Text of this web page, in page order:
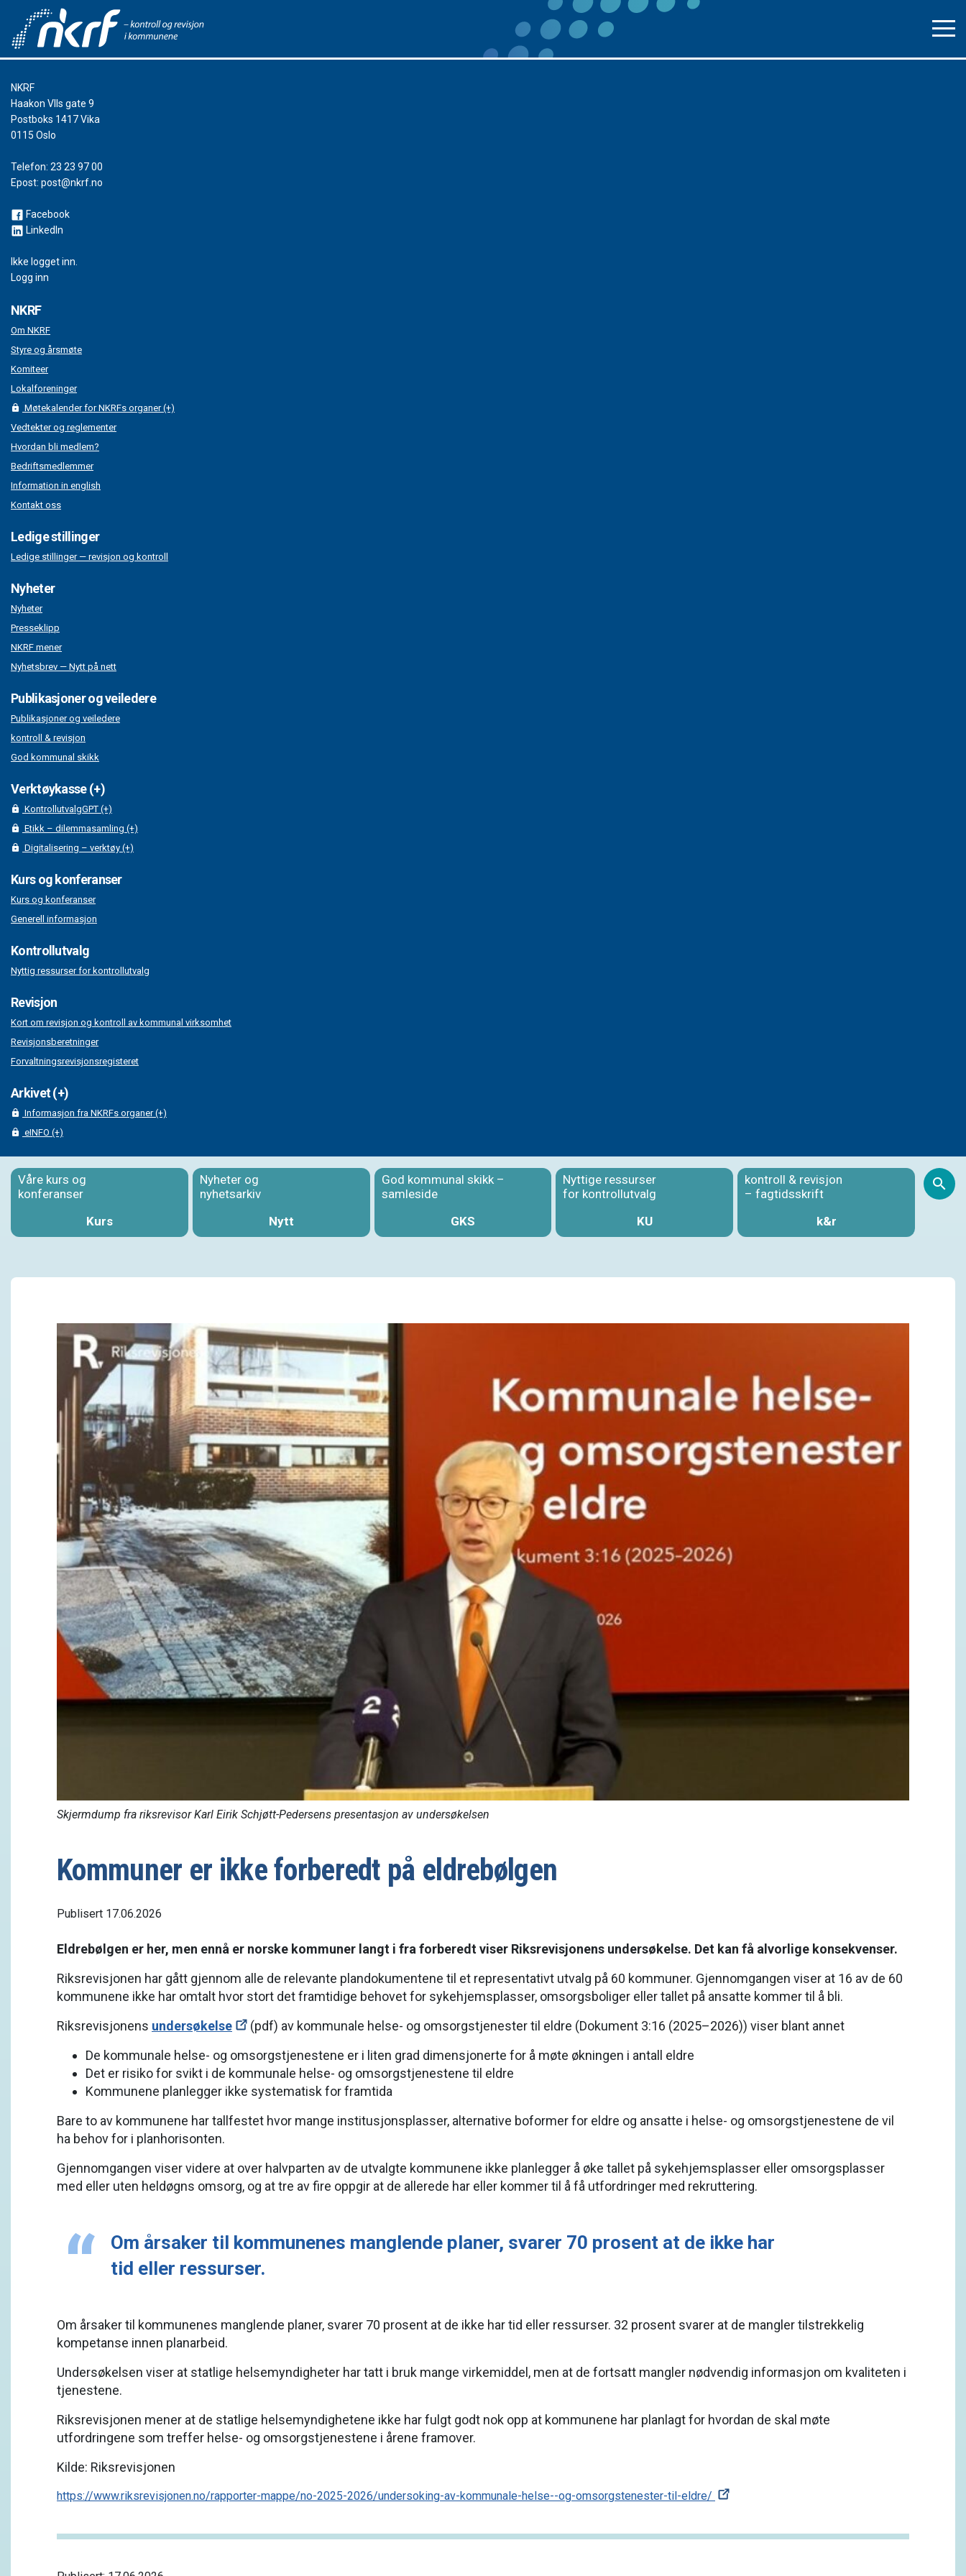
NKRF
Haakon VIIs gate 9
Postboks 1417 Vika
0115 Oslo
Telefon: 23 23 97 00
Epost: post@nkrf.no
Facebook
LinkedIn
Ikke logget inn.
Logg inn
NKRF
Om NKRF
Styre og årsmøte
Komiteer
Lokalforeninger
Møtekalender for NKRFs organer (+)
Vedtekter og reglementer
Hvordan bli medlem?
Bedriftsmedlemmer
Information in english
Kontakt oss
Ledige stillinger
Ledige stillinger — revisjon og kontroll
Nyheter
Nyheter
Presseklipp
NKRF mener
Nyhetsbrev — Nytt på nett
Publikasjoner og veiledere
Publikasjoner og veiledere
kontroll & revisjon
God kommunal skikk
Verktøykasse (+)
KontrollutvalgGPT (+)
Etikk – dilemmasamling (+)
Digitalisering – verktøy (+)
Kurs og konferanser
Kurs og konferanser
Generell informasjon
Kontrollutvalg
Nyttig ressurser for kontrollutvalg
Revisjon
Kort om revisjon og kontroll av kommunal virksomhet
Revisjonsberetninger
Forvaltningsrevisjonsregisteret
Arkivet (+)
Informasjon fra NKRFs organer (+)
eINFO (+)
Våre kurs og
konferanser
Kurs
Nyheter og
nyhetsarkiv
Nytt
God kommunal skikk –
samleside
GKS
Nyttige ressurser
for kontrollutvalg
KU
kontroll & revisjon
– fagtidsskrift
k&r
Skjermdump fra riksrevisor Karl Eirik Schjøtt-Pedersens presentasjon av undersøkelsen
Kommuner er ikke forberedt på eldrebølgen
Publisert 17.06.2026
Eldrebølgen er her, men ennå er norske kommuner langt i fra forberedt viser Riksrevisjonens undersøkelse. Det kan få alvorlige konsekvenser.
Riksrevisjonen har gått gjennom alle de relevante plandokumentene til et representativt utvalg på 60 kommuner. Gjennomgangen viser at 16 av de 60
kommunene ikke har omtalt hvor stort det framtidige behovet for sykehjemsplasser, omsorgsboliger eller tallet på ansatte kommer til å bli.
Riksrevisjonens undersøkelse
(pdf) av kommunale helse- og omsorgstjenester til eldre (Dokument 3:16 (2025–2026)) viser blant annet
De kommunale helse- og omsorgstjenestene er i liten grad dimensjonerte for å møte økningen i antall eldre
Det er risiko for svikt i de kommunale helse- og omsorgstjenestene til eldre
Kommunene planlegger ikke systematisk for framtida
Bare to av kommunene har tallfestet hvor mange institusjonsplasser, alternative boformer for eldre og ansatte i helse- og omsorgstjenestene de vil
ha behov for i planhorisonten.
Gjennomgangen viser videre at over halvparten av de utvalgte kommunene ikke planlegger å øke tallet på sykehjemsplasser eller omsorgsplasser
med eller uten heldøgns omsorg, og at tre av fire oppgir at de allerede har eller kommer til å få utfordringer med rekruttering.
Om årsaker til kommunenes manglende planer, svarer 70 prosent at de ikke har
tid eller ressurser.
Om årsaker til kommunenes manglende planer, svarer 70 prosent at de ikke har tid eller ressurser. 32 prosent svarer at de mangler tilstrekkelig
kompetanse innen planarbeid.
Undersøkelsen viser at statlige helsemyndigheter har tatt i bruk mange virkemiddel, men at de fortsatt mangler nødvendig informasjon om kvaliteten i
tjenestene.
Riksrevisjonen mener at de statlige helsemyndighetene ikke har fulgt godt nok opp at kommunene har planlagt for hvordan de skal møte
utfordringene som treffer helse- og omsorgstjenestene i årene framover.
Kilde: Riksrevisjonen
https://www.riksrevisjonen.no/rapporter-mappe/no-2025-2026/undersoking-av-kommunale-helse--og-omsorgstenester-til-eldre/